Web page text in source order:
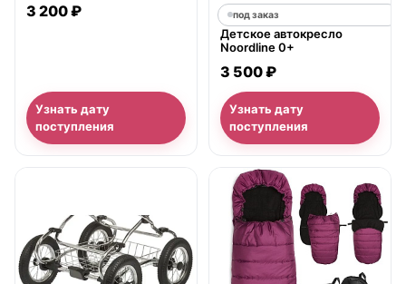
3 200 ₽
Узнать дату
поступления
под заказ
Детское автокресло
Noordline 0+
3 500 ₽
Узнать дату
поступления